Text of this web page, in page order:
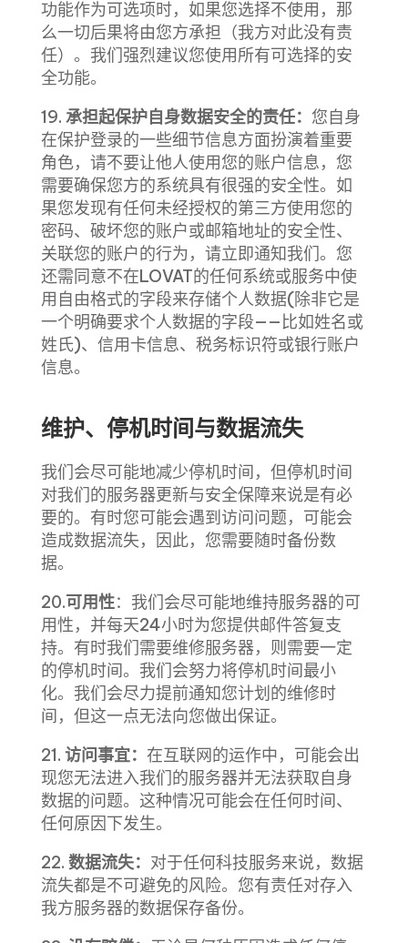
功能作为可选项时，如果您选择不使用，那
么一切后果将由您方承担（我方对此没有责
任）。我们强烈建议您使用所有可选择的安
全功能。
19. 承担起保护自身数据安全的责任： 您自身
在保护登录的一些细节信息方面扮演着重要
角色，请不要让他人使用您的账户信息，您
需要确保您方的系统具有很强的安全性。如
果您发现有任何未经授权的第三方使用您的
密码、破坏您的账户或邮箱地址的安全性、
关联您的账户的行为，请立即通知我们。您
还需同意不在LOVAT的任何系统或服务中使
用自由格式的字段来存储个人数据(除非它是
一个明确要求个人数据的字段——比如姓名或
姓氏)、信用卡信息、税务标识符或银行账户
信息。
维护、停机时间与数据流失
我们会尽可能地减少停机时间，但停机时间
对我们的服务器更新与安全保障来说是有必
要的。有时您可能会遇到访问问题，可能会
造成数据流失，因此，您需要随时备份数
据。
20.可用性：我们会尽可能地维持服务器的可
用性，并每天24小时为您提供邮件答复支
持。有时我们需要维修服务器，则需要一定
的停机时间。我们会努力将停机时间最小
化。我们会尽力提前通知您计划的维修时
间，但这一点无法向您做出保证。
21. 访问事宜： 在互联网的运作中，可能会出
现您无法进入我们的服务器并无法获取自身
数据的问题。这种情况可能会在任何时间、
任何原因下发生。
22. 数据流失： 对于任何科技服务来说，数据
流失都是不可避免的风险。您有责任对存入
我方服务器的数据保存备份。